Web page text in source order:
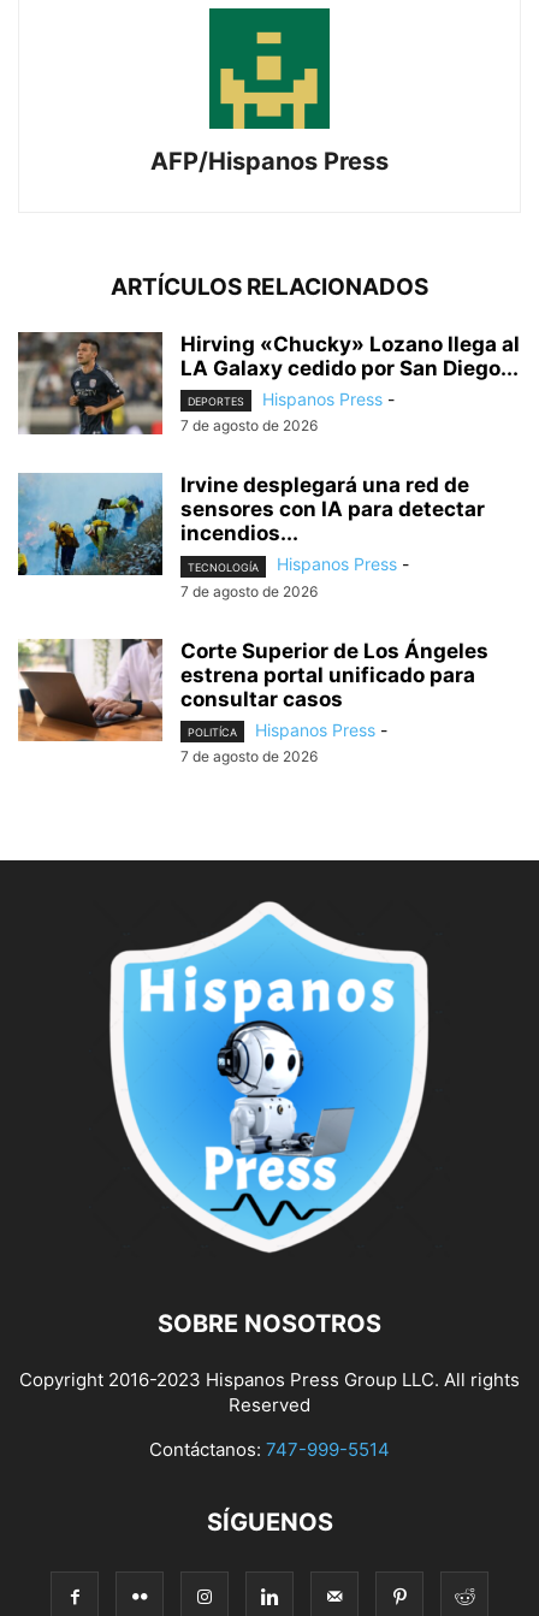
AFP/Hispanos Press
ARTÍCULOS RELACIONADOS
Hirving «Chucky» Lozano llega al
LA Galaxy cedido por San Diego...
DEPORTES Hispanos Press -
7 de agosto de 2026
Irvine desplegará una red de
sensores con IA para detectar
incendios...
TECNOLOGÍA Hispanos Press -
7 de agosto de 2026
Corte Superior de Los Ángeles
estrena portal unificado para
consultar casos
POLITÍCA Hispanos Press -
7 de agosto de 2026
SOBRE NOSOTROS
Copyright 2016-2023 Hispanos Press Group LLC. All rights
Reserved
Contáctanos: 747-999-5514
SÍGUENOS